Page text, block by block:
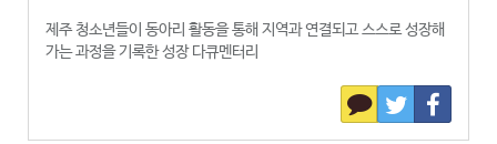
제주 청소년들이 동아리 활동을 통해 지역과 연결되고 스스로 성장해
가는 과정을 기록한 성장 다큐멘터리